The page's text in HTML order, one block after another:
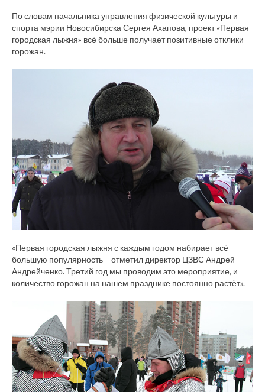
По словам начальника управления физической культуры и
спорта мэрии Новосибирска Сергея Ахапова, проект «Первая
городская лыжня» всё больше получает позитивные отклики
горожан.
«Первая городская лыжня с каждым годом набирает всё
большую популярность – отметил директор ЦЗВС Андрей
Андрейченко. Третий год мы проводим это мероприятие, и
количество горожан на нашем празднике постоянно растёт».